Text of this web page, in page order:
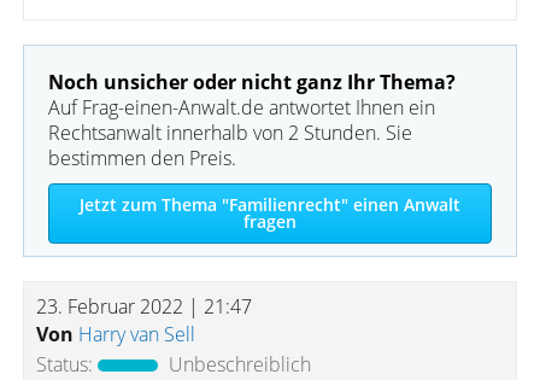
Noch unsicher oder nicht ganz Ihr Thema?
Auf Frag-einen-Anwalt.de antwortet Ihnen ein
Rechtsanwalt innerhalb von 2 Stunden. Sie
bestimmen den Preis.
Jetzt zum Thema "Familienrecht" einen Anwalt
fragen
23. Februar 2022 | 21:47
Von Harry van Sell
Status:
Unbeschreiblich